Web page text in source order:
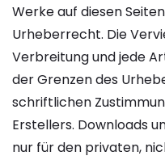
Werke auf diesen
Urheberrecht. Die
Verbreitung und jede
der Grenzen des
schriftlichen
Erstellers. Downloads
nur für den privaten,